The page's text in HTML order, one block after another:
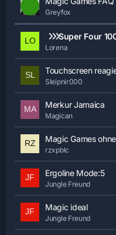
Greyfox
Super Four
Lorena
Touchscreen
Sleipnir000
Merkur Jamaica
Magican
Magic Games
rzxpblc
Ergoline Mode:5
Jungle Freund
Magic ideal
Jungle Freund